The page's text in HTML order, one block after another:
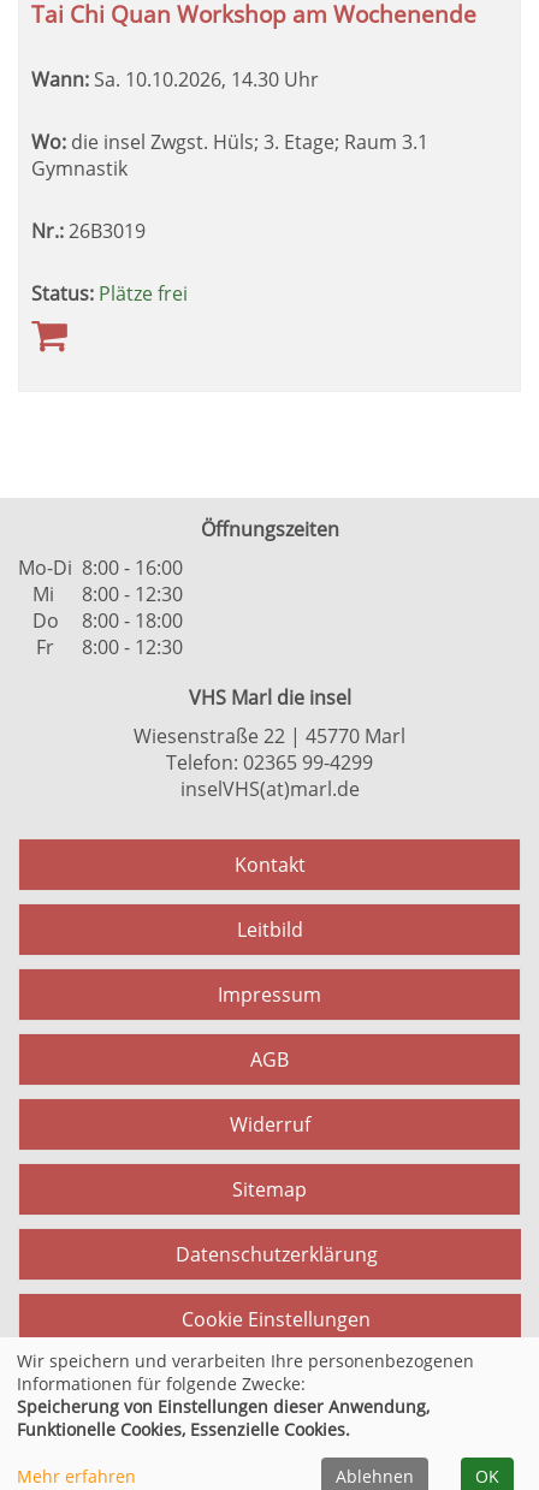
Tai Chi Quan Workshop am Wochenende
Wann: Sa. 10.10.2026, 14.30 Uhr
Wo: die insel Zwgst. Hüls; 3. Etage; Raum 3.1
Gymnastik
Nr.:26B3019
Status: Plätze frei
Öffnungszeiten
Mo-Di 8:00 - 16:00
Mi
8:00 - 12:30
Do
8:00 - 18:00
Fr
8:00 - 12:30
VHS Marl die insel
Wiesenstraße 22 | 45770 Marl
Telefon: 02365 99-4299
inselVHS(at)marl.de
Kontakt
Leitbild
Impressum
AGB
Widerruf
Sitemap
Datenschutzerklärung
Cookie Einstellungen
© 2026 Kufer Software GmbH
Wir speichern und verarbeiten Ihre personenbezogenen
Informationen für folgende Zwecke:
Speicherung von Einstellungen dieser Anwendung,
Funktionelle Cookies, Essenzielle Cookies.
Mehr erfahren Ablehnen OK